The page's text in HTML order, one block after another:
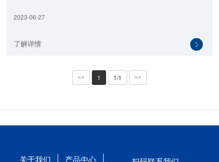
2023-06-27
了解详情
<< 1 1/1 >>
关于我们 产品中心